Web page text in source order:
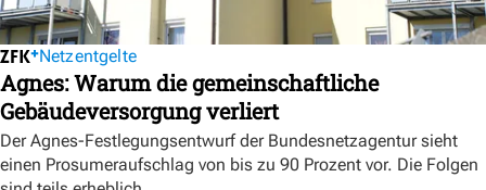
Netzentgelte
Agnes: Warum die gemeinschaftliche
Gebäudeversorgung verliert
Der Agnes-Festlegungsentwurf der Bundesnetzagentur sieht
einen Prosumeraufschlag von bis zu 90 Prozent vor. Die Folgen